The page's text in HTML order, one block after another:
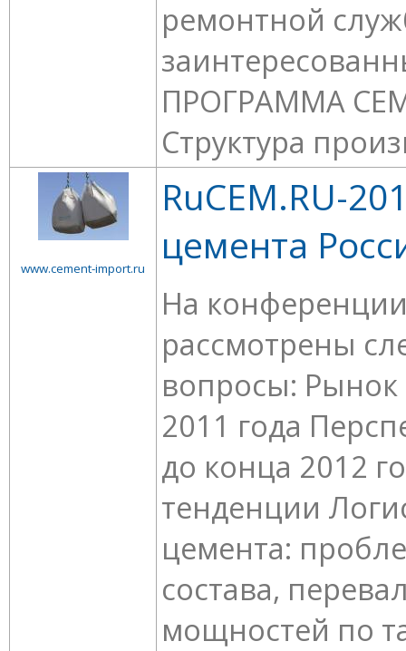
ремонтной
ПРОГРАММА
Структура
www.cement-import.ru
RuCEM.RU-
цемента
На
рассмотрены
вопросы: Рынок
2011 года
до конца 2012
тенденции
цемента:
состава,
мощностей по